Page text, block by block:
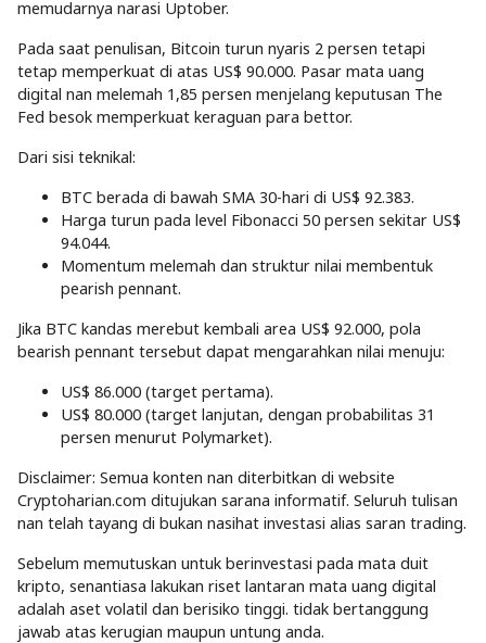
memudarnya narasi Uptober.
Pada saat penulisan, Bitcoin turun nyaris 2 persen tetapi
tetap memperkuat di atas US$ 90.000. Pasar mata uang
digital nan melemah 1,85 persen menjelang keputusan The
Fed besok memperkuat keraguan para bettor.
Dari sisi teknikal:
BTC berada di bawah SMA 30-hari di US$ 92.383.
Harga turun pada level Fibonacci 50 persen sekitar US$
94.044.
Momentum melemah dan struktur nilai membentuk
pearish pennant.
Jika BTC kandas merebut kembali area US$ 92.000, pola
bearish pennant tersebut dapat mengarahkan nilai menuju:
US$ 86.000 (target pertama).
US$ 80.000 (target lanjutan, dengan probabilitas 31
persen menurut Polymarket).
Disclaimer: Semua konten nan diterbitkan di website
Cryptoharian.com ditujukan sarana informatif. Seluruh tulisan
nan telah tayang di bukan nasihat investasi alias saran trading.
Sebelum memutuskan untuk berinvestasi pada mata duit
kripto, senantiasa lakukan riset lantaran mata uang digital
adalah aset volatil dan berisiko tinggi. tidak bertanggung
jawab atas kerugian maupun untung anda.